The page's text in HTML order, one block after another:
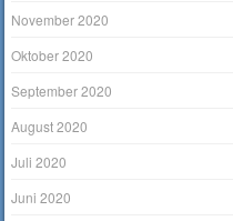
November 2020
Oktober 2020
September 2020
August 2020
Juli 2020
Juni 2020